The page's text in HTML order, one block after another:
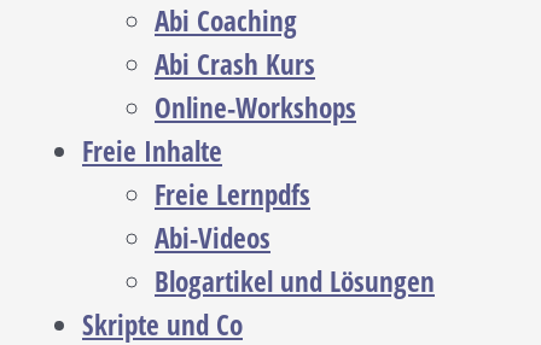
Abi Coaching
Abi Crash Kurs
Online-Workshops
Freie Inhalte
Freie Lernpdfs
Abi-Videos
Blogartikel und Lösungen
Skripte und Co